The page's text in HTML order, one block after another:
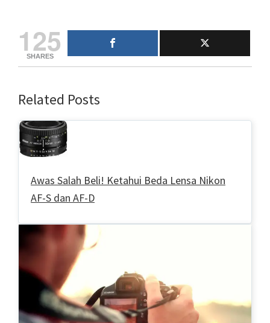
125
SHARES
Related Posts
Awas Salah Beli! Ketahui Beda Lensa Nikon
AF-S dan AF-D